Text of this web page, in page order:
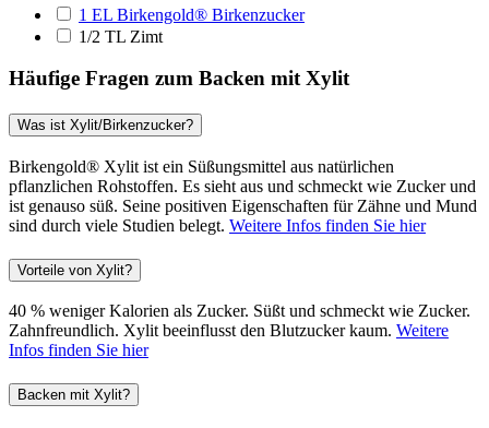
1 EL Birkengold® Birkenzucker
1/2 TL Zimt
Häufige Fragen zum Backen mit Xylit
Was ist Xylit/Birkenzucker?
Birkengold® Xylit ist ein Süßungsmittel aus natürlichen
pflanzlichen Rohstoffen. Es sieht aus und schmeckt wie Zucker und
ist genauso süß. Seine positiven Eigenschaften für Zähne und Mund
sind durch viele Studien belegt. Weitere Infos finden Sie hier
Vorteile von Xylit?
40 % weniger Kalorien als Zucker. Süßt und schmeckt wie Zucker.
Zahnfreundlich. Xylit beeinflusst den Blutzucker kaum. Weitere
Infos finden Sie hier
Backen mit Xylit?